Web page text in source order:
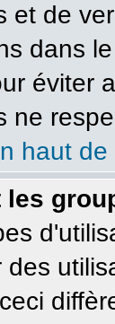
et de
dans
éviter
ne
haut de
les
des